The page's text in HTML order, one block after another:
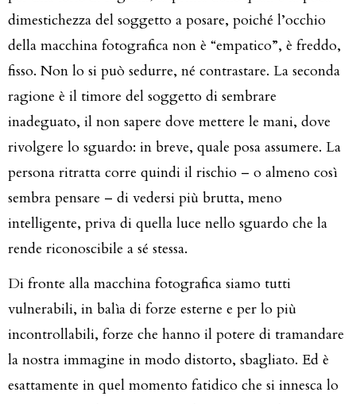
dimestichezza del soggetto a posare, poiché l’occhio
della macchina fotografica non è “empatico”, è freddo,
fisso. Non lo si può sedurre, né contrastare. La seconda
ragione è il timore del soggetto di sembrare
inadeguato, il non sapere dove mettere le mani, dove
rivolgere lo sguardo: in breve, quale posa assumere. La
persona ritratta corre quindi il rischio – o almeno così
sembra pensare – di vedersi più brutta, meno
intelligente, priva di quella luce nello sguardo che la
rende riconoscibile a sé stessa.
Di fronte alla macchina fotografica siamo tutti
vulnerabili, in balìa di forze esterne e per lo più
incontrollabili, forze che hanno il potere di tramandare
la nostra immagine in modo distorto, sbagliato. Ed è
esattamente in quel momento fatidico che si innesca lo